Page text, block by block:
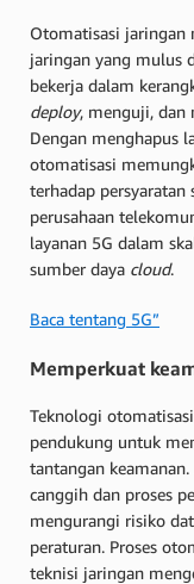
Otomatisasi jaringan
jaringan yang mulus
bekerja dalam
deploy, menguji, dan
Dengan menghapus
otomatisasi
terhadap
perusahaan
layanan 5G dalam
sumber daya cloud.
Baca tentang 5G”
Memperkuat
Teknologi
pendukung untuk
tantangan
canggih dan proses
mengurangi risiko
peraturan. Proses
teknisi jaringan